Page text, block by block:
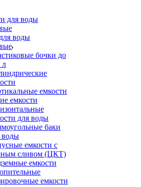
воды
бочки до
л
емкости
емкости
для воды
баки
воды
емкости с
сливом (ЦКТ)
емкости
емкости